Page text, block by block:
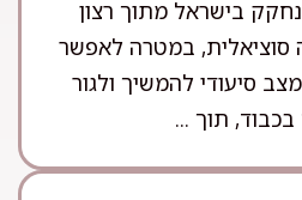
בישראל מתוך רצון
סוציאלית, במטרה לאפשר
סיעודי להמשיך ולגור
תוך ...